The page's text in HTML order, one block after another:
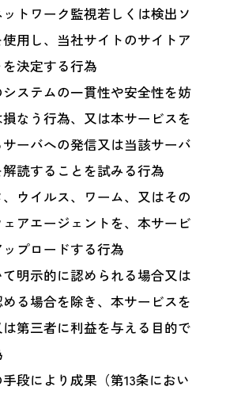
トワーク監視若しくは検出ソ
用し、当社サイトのサイトア
決定する行為
ステムの一貫性や安全性を妨
なう行為、又は本サービスを
ーバへの発信又は当該サーバ
読することを試みる行為
ウイルス、ワーム、又はその
アエージェントを、本サービ
プロードする行為
明示的に認められる場合又は
る場合を除き、本サービスを
第三者に利益を与える目的で
段により成果（第13条におい